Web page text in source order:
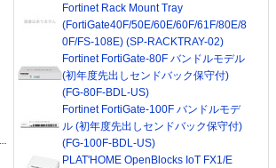
Fortinet Rack Mount Tray
(FortiGate40F/50E/60E/60F/61F/80E/8
0F/FS-108E) (SP-RACKTRAY-02)
Fortinet FortiGate-80F バンドルモデル
(初年度先出しセンドバック保守付)
(FG-80F-BDL-US)
Fortinet FortiGate-100F バンドルモデ
ル (初年度先出しセンドバック保守付)
(FG-100F-BDL-US)
PLAT'HOME OpenBlocks IoT FX1/E